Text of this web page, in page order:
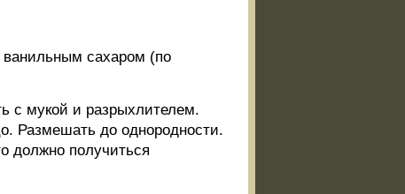
ванильным сахаром (по
с мукой и разрыхлителем.
Размешать до однородности.
должно получиться